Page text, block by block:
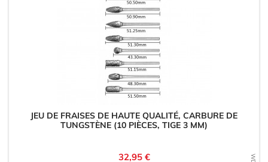
JEU DE FRAISES DE HAUTE QUALITÉ, CARBURE DE
TUNGSTÈNE (10 PIÈCES, TIGE 3 MM)
Prix
32,95 €